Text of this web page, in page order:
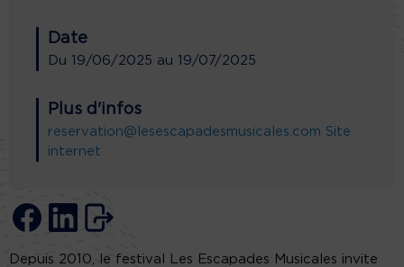
Date
Du 19/06/2025 au 19/07/2025
Plus d'infos
reservation@lesescapadesmusicales.com Site
internet
Depuis 2010, le festival Les Escapades Musicales invite